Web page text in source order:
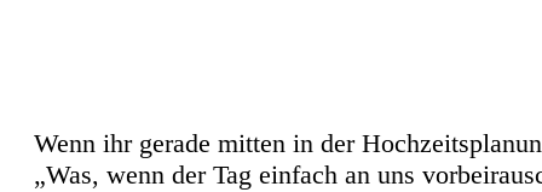
Wenn ihr gerade mitten in der
„Was, wenn der Tag einfach an uns